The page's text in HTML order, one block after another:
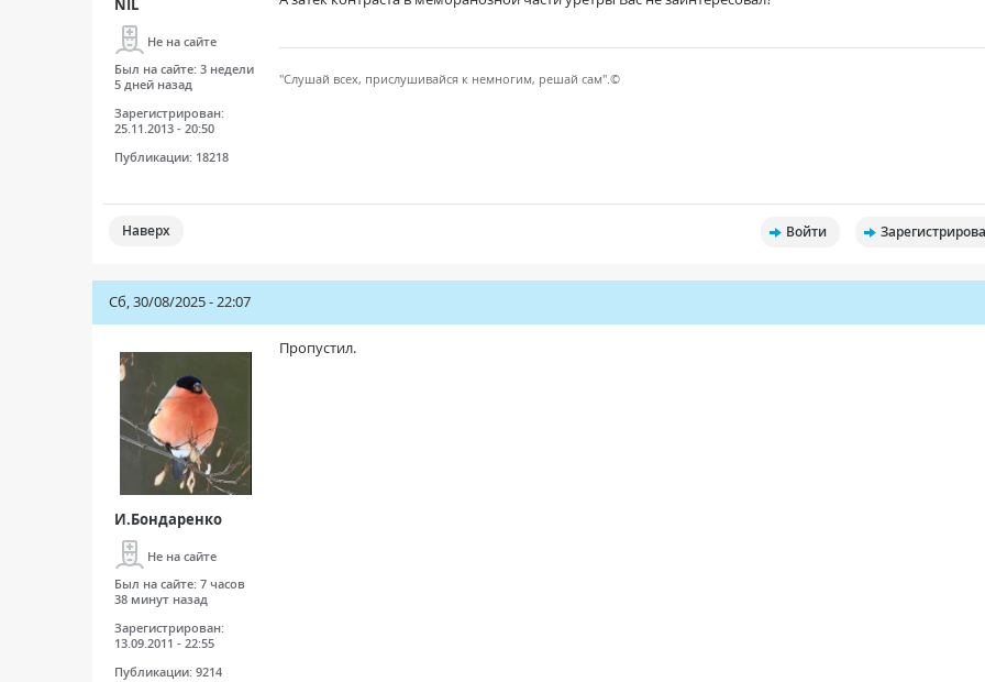
NIL
Не на сайте
Был на сайте: 3 недели
5 дней назад
Зарегистрирован:
25.11.2013 - 20:50
Публикации: 18218
"Слушай всех, прислушивайся к немногим, решай сам".©
Наверх Войти
Сб, 30/08/2025 - 22:07
И.Бондаренко
Не на сайте
Был на сайте: 7 часов
38 минут назад
Зарегистрирован:
13.09.2011 - 22:55
Публикации: 9214
Пропустил.